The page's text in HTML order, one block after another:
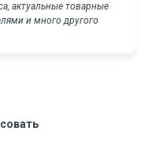
актуальные товарные
и много другого